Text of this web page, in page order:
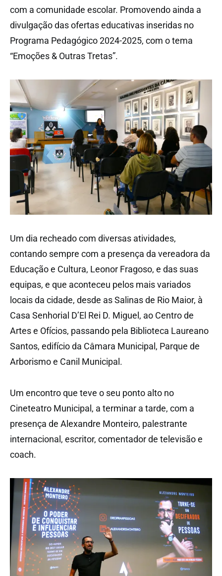
com a comunidade escolar. Promovendo ainda a
divulgação das ofertas educativas inseridas no
Programa Pedagógico 2024-2025, com o tema
“Emoções & Outras Tretas”.
Um dia recheado com diversas atividades,
contando sempre com a presença da vereadora da
Educação e Cultura, Leonor Fragoso, e das suas
equipas, e que aconteceu pelos mais variados
locais da cidade, desde as Salinas de Rio Maior, à
Casa Senhorial D’El Rei D. Miguel, ao Centro de
Artes e Ofícios, passando pela Biblioteca Laureano
Santos, edifício da Câmara Municipal, Parque de
Arborismo e Canil Municipal.
Um encontro que teve o seu ponto alto no
Cineteatro Municipal, a terminar a tarde, com a
presença de Alexandre Monteiro, palestrante
internacional, escritor, comentador de televisão e
coach.